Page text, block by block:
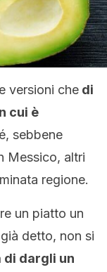
versioni che di
cui è
sebbene
Messico, altri
regione.
un piatto un
detto, non si
di dargli un